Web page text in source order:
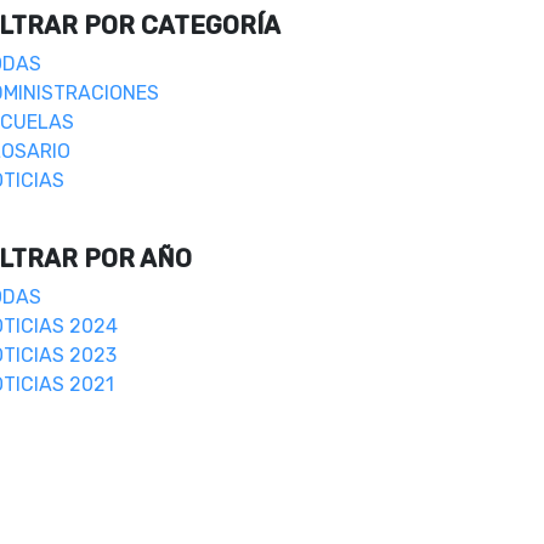
POR CATEGORÍA
POR AÑO
2024
2023
2021